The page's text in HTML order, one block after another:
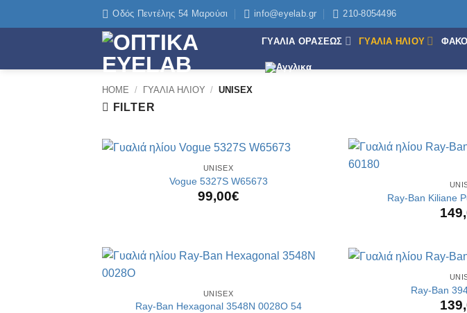
to
Οδός Πεντέλης 54 Μαρούσι info@eyelab.gr 210-8054496
ΓΥΑΛΙΑ ΟΡΑΣΕΩΣ ΓΥΑΛΙΑ ΗΛΙΟΥ
HOME / ΓΥΑΛΙΑ ΗΛΙΟΥ / UNISEX
FILTER
+
UNISEX
Vogue 5327S W65673
99,00€
+
Ray-Ban Kiliane
+
UNISEX
Ray-Ban Hexagonal 3548N 0028O 54
+
Ray-Ban